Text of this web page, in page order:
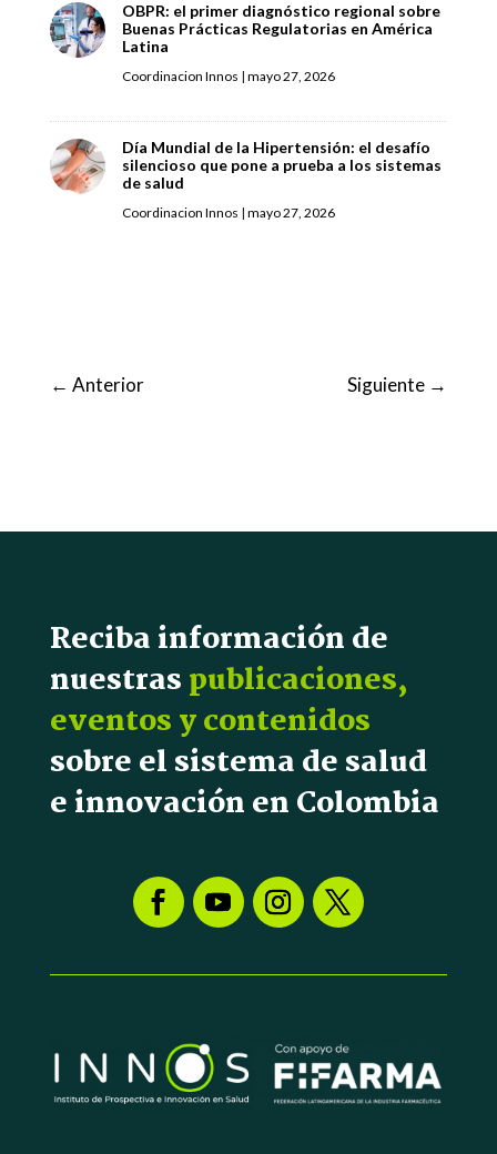
OBPR: el primer diagnóstico regional sobre
Buenas Prácticas Regulatorias en América
Latina
Coordinacion Innos | mayo 27, 2026
Día Mundial de la Hipertensión: el desafío
silencioso que pone a prueba a los sistemas
de salud
Coordinacion Innos | mayo 27, 2026
← Anterior Siguiente →
Reciba información de
nuestraspublicaciones,
eventos y contenidos
sobre el sistema de salud
e innovación en Colombia